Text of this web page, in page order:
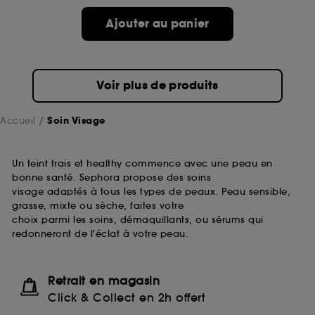
Ajouter au panier
Voir plus de produits
Accueil Soin Visage
Un teint frais et healthy commence avec une peau en
bonne santé. Sephora propose des soins
visage adaptés à tous les types de peaux. Peau sensible,
grasse, mixte ou sèche, faites votre
choix parmi les soins, démaquillants, ou sérums qui
redonneront de l'éclat à votre peau.
Retrait en magasin
Click & Collect en 2h offert
pouvez personnaliser vos choix concernant le dépôt
de ces cookies grâce au bouton "personnaliser mes
choix" ci-dessous ou décider de "tout accepter".
Sephora pourra associer les informations de
collectées ou générées lors de votre activité en ligne
ou en magasin. Pour refuser tous les cookies, cliques
sur "continuer sans accepter". Voous pouvez à tout
moment choisir de retirer votrte consentement. Si vous
souhaitez obtenir plus d'information sur les cookies
utilisés, cliquezici.